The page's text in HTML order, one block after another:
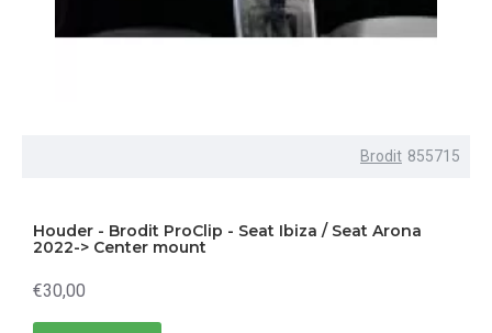
Brodit 855715
Houder - Brodit ProClip - Seat Ibiza / Seat Arona
2022-> Center mount
€30,00